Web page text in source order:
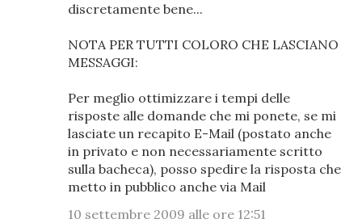
discretamente bene...
NOTA PER TUTTI COLORO CHE LASCIANO
MESSAGGI:
Per meglio ottimizzare i tempi delle
risposte alle domande che mi ponete, se mi
lasciate un recapito E-Mail (postato anche
in privato e non necessariamente scritto
sulla bacheca), posso spedire la risposta che
metto in pubblico anche via Mail
10 settembre 2009 alle ore 12:51